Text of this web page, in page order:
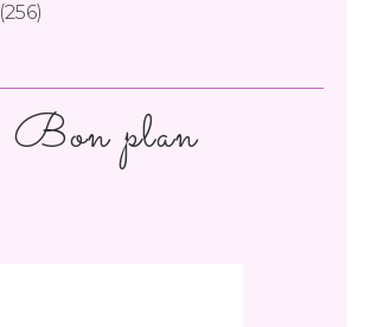
(256)
Bon plan